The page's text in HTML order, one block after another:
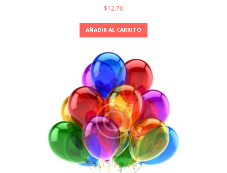
$12.70
AÑADIR AL CARRITO